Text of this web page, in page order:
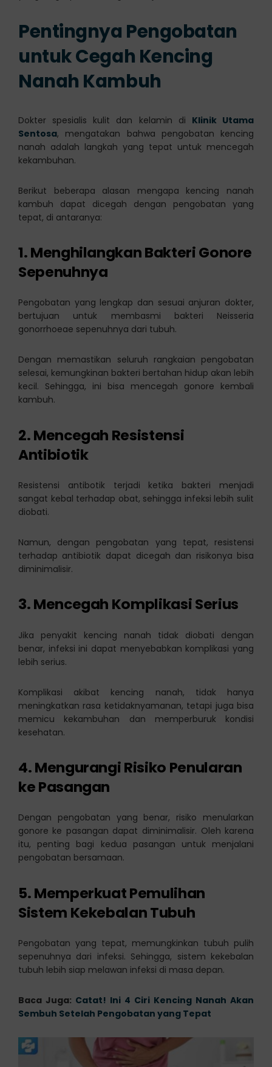
Pentingnya Pengobatan
untuk Cegah Kencing
Nanah Kambuh
Dokter spesialis kulit dan kelamin di Klinik Utama
Sentosa, mengatakan bahwa pengobatan kencing
nanah adalah langkah yang tepat untuk mencegah
kekambuhan.
Berikut beberapa alasan mengapa kencing nanah
kambuh dapat dicegah dengan pengobatan yang
tepat, di antaranya:
1. Menghilangkan Bakteri Gonore
Sepenuhnya
Pengobatan yang lengkap dan sesuai anjuran dokter,
bertujuan untuk membasmi bakteri Neisseria
gonorrhoeae sepenuhnya dari tubuh.
Dengan memastikan seluruh rangkaian pengobatan
selesai, kemungkinan bakteri bertahan hidup akan lebih
kecil. Sehingga, ini bisa mencegah gonore kembali
kambuh.
2. Mencegah Resistensi
Antibiotik
Resistensi antibotik terjadi ketika bakteri menjadi
sangat kebal terhadap obat, sehingga infeksi lebih sulit
diobati.
Namun, dengan pengobatan yang tepat, resistensi
terhadap antibiotik dapat dicegah dan risikonya bisa
diminimalisir.
3. Mencegah Komplikasi Serius
Jika penyakit kencing nanah tidak diobati dengan
benar, infeksi ini dapat menyebabkan komplikasi yang
lebih serius.
Komplikasi akibat kencing nanah, tidak hanya
meningkatkan rasa ketidaknyamanan, tetapi juga bisa
memicu kekambuhan dan memperburuk kondisi
kesehatan.
4. Mengurangi Risiko Penularan
ke Pasangan
Dengan pengobatan yang benar, risiko menularkan
gonore ke pasangan dapat diminimalisir. Oleh karena
itu, penting bagi kedua pasangan untuk menjalani
pengobatan bersamaan.
5. Memperkuat Pemulihan
Sistem Kekebalan Tubuh
Pengobatan yang tepat, memungkinkan tubuh pulih
sepenuhnya dari infeksi. Sehingga, sistem kekebalan
tubuh lebih siap melawan infeksi di masa depan.
Baca Juga: Catat! Ini 4 Ciri Kencing Nanah Akan
Sembuh Setelah Pengobatan yang Tepat